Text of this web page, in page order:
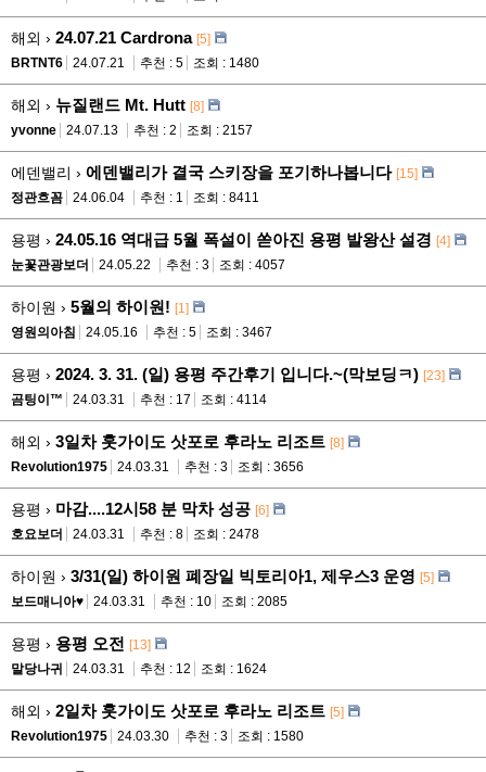
해외 › 24.07.21 Cardrona [5]
BRTNT6
24.07.21 추천 : 5 조회 : 1480
해외 › 뉴질랜드 Mt. Hutt [8]
yvonne
24.07.13 추천 : 2 조회 : 2157
에덴밸리 › 에덴밸리가 결국 스키장을 포기하나봅니다 [15]
정관흐꼼
24.06.04 추천 : 1 조회 : 8411
용평 › 24.05.16 역대급 5월 폭설이 쏟아진 용평 발왕산 설경 [4]
눈꽃관광보더
24.05.22 추천 : 3 조회 : 4057
하이원 › 5월의 하이원! [1]
영원의아침
24.05.16 추천 : 5 조회 : 3467
용평 › 2024. 3. 31. (일) 용평 주간후기 입니다.~(막보딩ㅋ) [23]
곰팅이™
24.03.31 추천 : 17 조회 : 4114
해외 › 3일차 훗가이도 삿포로 후라노 리조트 [8]
Revolution1975
24.03.31 추천 : 3 조회 : 3656
용평 › 마감....12시58 분 막차 성공 [6]
호요보더
24.03.31 추천 : 8 조회 : 2478
하이원 › 3/31(일) 하이원 폐장일 빅토리아1, 제우스3 운영 [5]
보드매니아♥
24.03.31 추천 : 10 조회 : 2085
용평 › 용평 오전 [13]
말당나귀
24.03.31 추천 : 12 조회 : 1624
해외 › 2일차 훗가이도 삿포로 후라노 리조트 [5]
Revolution1975
24.03.30 추천 : 3 조회 : 1580